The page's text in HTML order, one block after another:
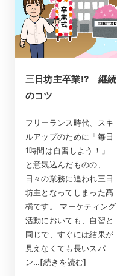
三日坊主卒業!? 継続
のコツ
フリーランス時代、スキ
ルアップのために「毎日
1時間は自習しよう！」
と意気込んだものの、
日々の業務に追われ三日
坊主となってしまった髙
橋です。 マーケティング
活動においても、自習と
同じで、すぐには結果が
見えなくても長いスパ
ン…[続きを読む]